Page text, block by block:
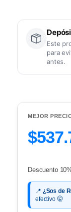
Este
para
antes.
MEJOR
Descuento
📍 ¿Sos de
efectivo 🤫